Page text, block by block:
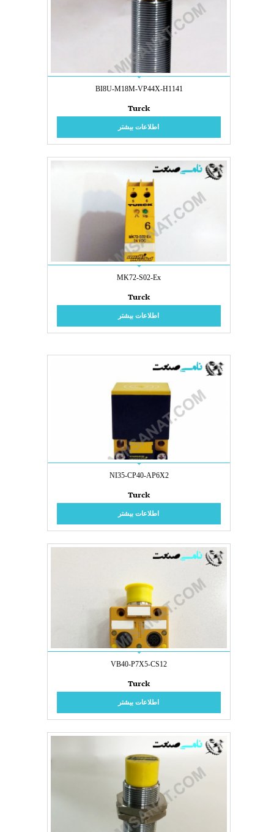
BI8U-M18M-VP44X-H1141
Turck
اطلاعات بیشتر
MK72-S02-Ex
Turck
اطلاعات بیشتر
NI35-CP40-AP6X2
Turck
اطلاعات بیشتر
VB40-P7X5-CS12
Turck
اطلاعات بیشتر